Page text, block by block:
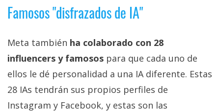
Famosos "disfrazados de IA"
Meta también ha colaborado con 28
influencers y famosos para que cada uno de
ellos le dé personalidad a una IA diferente. Estas
28 IAs tendrán sus propios perfiles de
Instagram y Facebook, y estas son las